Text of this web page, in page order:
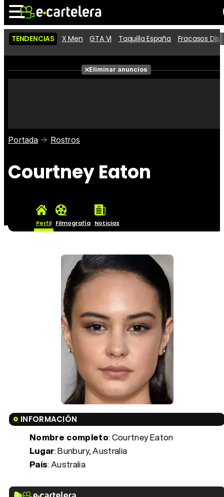
Noticias Cartelera
Películas
Críticas
TENDENCIAS X Men GTA VI Taquilla España Fracasos
Eliminar anuncios
Portada Rostros
Courtney Eaton
Perfil Filmografía Noticias
INFORMACIÓN
Nombre completo: Courtney Eaton
Lugar: Bunbury, Australia
País: Australia